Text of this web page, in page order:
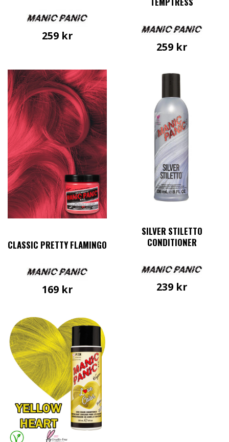
259 kr
259 kr
CLASSIC PRETTY FLAMINGO
169 kr
SILVER STILETTO
CONDITIONER
239 kr